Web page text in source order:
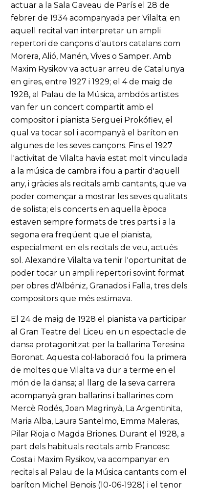
actuar a la Sala Gaveau de París el 28 de
febrer de 1934 acompanyada per Vilalta; en
aquell recital van interpretar un ampli
repertori de cançons d'autors catalans com
Morera, Alió, Manén, Vives o Samper. Amb
Maxim Rysikov va actuar arreu de Catalunya
en gires, entre 1927 i 1929; el 4 de maig de
1928, al Palau de la Música, ambdós artistes
van fer un concert compartit amb el
compositor i pianista Serguei Prokófiev, el
qual va tocar sol i acompanyà el baríton en
algunes de les seves cançons. Fins el 1927
l'activitat de Vilalta havia estat molt vinculada
a la música de cambra i fou a partir d'aquell
any, i gràcies als recitals amb cantants, que va
poder començar a mostrar les seves qualitats
de solista; els concerts en aquella època
estaven sempre formats de tres parts i a la
segona era freqüent que el pianista,
especialment en els recitals de veu, actués
sol. Alexandre Vilalta va tenir l'oportunitat de
poder tocar un ampli repertori sovint format
per obres d'Albéniz, Granados i Falla, tres dels
compositors que més estimava.
El 24 de maig de 1928 el pianista va participar
al Gran Teatre del Liceu en un espectacle de
dansa protagonitzat per la ballarina Teresina
Boronat. Aquesta col·laboració fou la primera
de moltes que Vilalta va dur a terme en el
món de la dansa; al llarg de la seva carrera
acompanyà gran ballarins i ballarines com
Mercè Rodés, Joan Magrinyà, La Argentinita,
Maria Alba, Laura Santelmo, Emma Maleras,
Pilar Rioja o Magda Briones. Durant el 1928, a
part dels habituals recitals amb Francesc
Costa i Maxim Rysikov, va acompanyar en
recitals al Palau de la Música cantants com el
baríton Michel Benois (10-06-1928) i el tenor